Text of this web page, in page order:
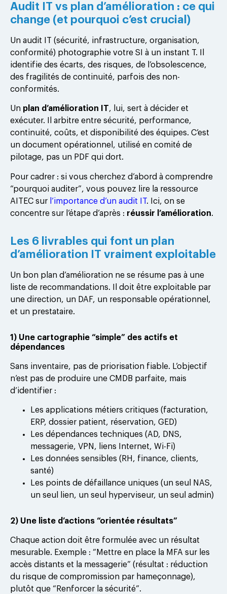
Audit IT vs plan d’amélioration : ce qui
change (et pourquoi c’est crucial)
Un audit IT (sécurité, infrastructure, organisation,
conformité) photographie votre SI à un instant T. Il
identifie des écarts, des risques, de l’obsolescence,
des fragilités de continuité, parfois des non-
conformités.
Un plan d’amélioration IT, lui, sert à décider et
exécuter. Il arbitre entre sécurité, performance,
continuité, coûts, et disponibilité des équipes. C’est
un document opérationnel, utilisé en comité de
pilotage, pas un PDF qui dort.
Pour cadrer : si vous cherchez d’abord à comprendre
“pourquoi auditer”, vous pouvez lire la ressource
AITEC sur l’importance d’un audit IT. Ici, on se
concentre sur l’étape d’après : réussir l’amélioration.
Les 6 livrables qui font un plan
d’amélioration IT vraiment exploitable
Un bon plan d’amélioration ne se résume pas à une
liste de recommandations. Il doit être exploitable par
une direction, un DAF, un responsable opérationnel,
et un prestataire.
1) Une cartographie “simple” des actifs et
dépendances
Sans inventaire, pas de priorisation fiable. L’objectif
n’est pas de produire une CMDB parfaite, mais
d’identifier :
Les applications métiers critiques (facturation,
ERP, dossier patient, réservation, GED)
Les dépendances techniques (AD, DNS,
messagerie, VPN, liens Internet, Wi-Fi)
Les données sensibles (RH, finance, clients,
santé)
Les points de défaillance uniques (un seul NAS,
un seul lien, un seul hyperviseur, un seul admin)
2) Une liste d’actions “orientée résultats”
Chaque action doit être formulée avec un résultat
mesurable. Exemple : “Mettre en place la MFA sur les
accès distants et la messagerie” (résultat : réduction
du risque de compromission par hameçonnage),
plutôt que “Renforcer la sécurité”.